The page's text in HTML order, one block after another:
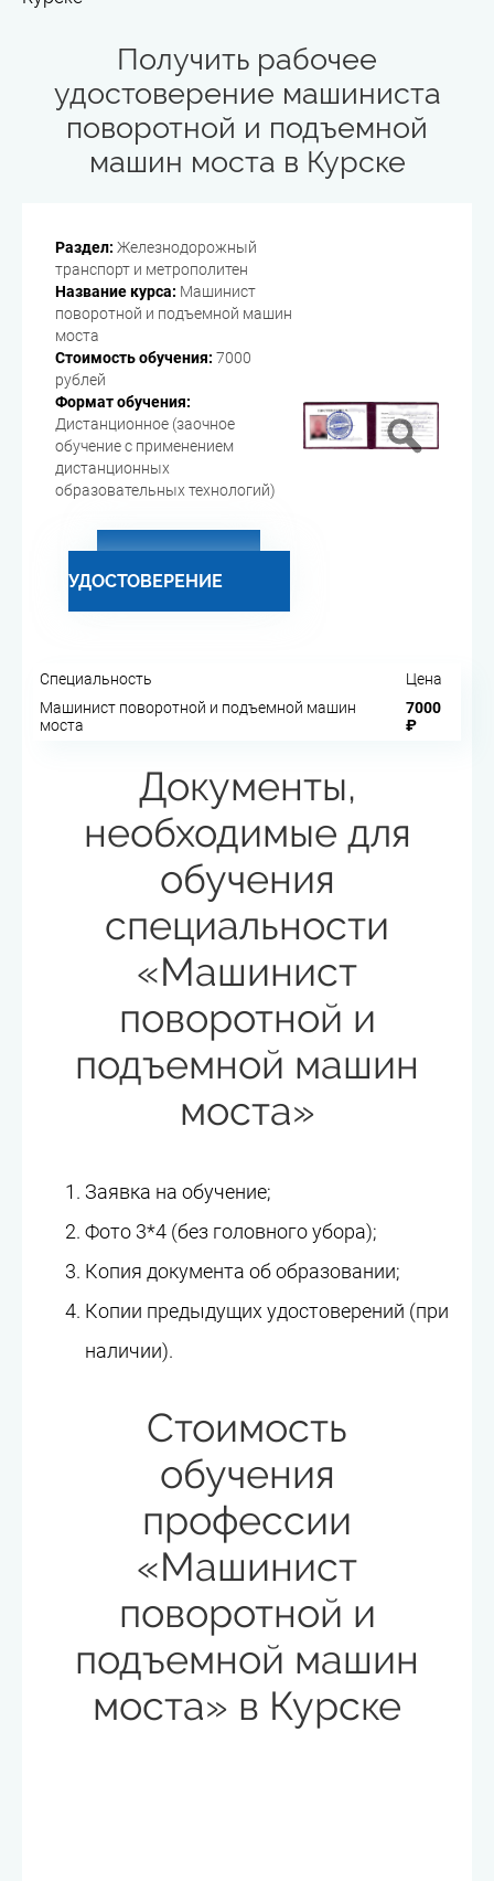
Получить рабочее
удостоверение машиниста
поворотной и подъемной
машин моста в Курске
Раздел: Железнодорожный
транспорт и метрополитен
Название курса: Машинист
поворотной и подъемной машин
моста
Стоимость обучения: 7000
рублей
Формат обучения:
Дистанционное (заочное
обучение с применением
дистанционных
образовательных технологий)
УДОСТОВЕРЕНИЕ
Специальность
Цена
Машинист поворотной и подъемной машин
моста
7000
₽
Документы,
необходимые для
обучения
специальности
«Машинист
поворотной и
подъемной машин
моста»
Заявка на обучение;
Фото 3*4 (без головного убора);
Копия документа об образовании;
Копии предыдущих удостоверений (при
наличии).
Стоимость
обучения
профессии
«Машинист
поворотной и
подъемной машин
моста» в Курске